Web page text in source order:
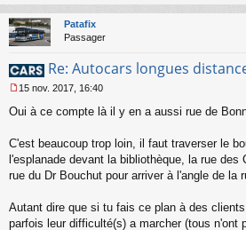
a
g
e
o
n
l
Patafix
Passager
Re: Autocars longues
e
a
g
e
o
15 nov. 2017, 16:40
Oui à ce compte là il y en a aussi rue de
C'est beaucoup trop loin, il faut traverser le
l'esplanade devant la bibliothèque, la rue
rue du Dr Bouchut pour arriver à l'angle de la
Autant dire que si tu fais ce plan à des
parfois leur difficulté(s) a marcher (tous n'ont